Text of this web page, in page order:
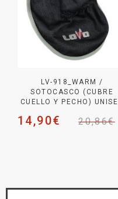
LV-918_WARM /
SOTOCASCO (CUBRE
CUELLO Y PECHO)
20,86€
14,90€